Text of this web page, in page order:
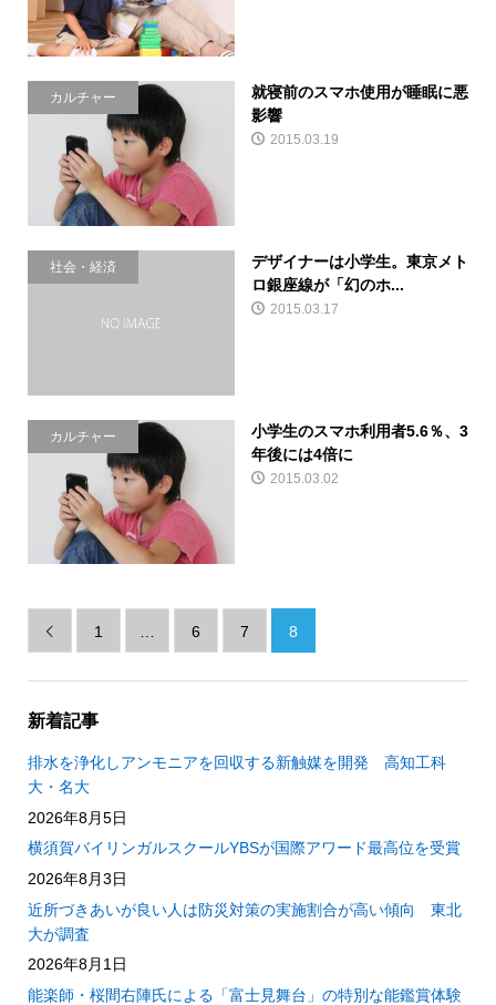
カルチャー
就寝前のスマホ使用が睡眠に悪
影響
2015.03.19
社会・経済
デザイナーは小学生。東京メト
ロ銀座線が「幻のホ...
2015.03.17
カルチャー
小学生のスマホ利用者5.6％、3
年後には4倍に
2015.03.02
 1 6 7 8
新着記事
排水を浄化しアンモニアを回収する新触媒を開発 高知工科
大・名大
2026年8月5日
横須賀バイリンガルスクールYBSが国際アワード最高位を受賞
2026年8月3日
近所づきあいが良い人は防災対策の実施割合が高い傾向 東北
大が調査
2026年8月1日
能楽師・桜間右陣氏による「富士見舞台」の特別な能鑑賞体験